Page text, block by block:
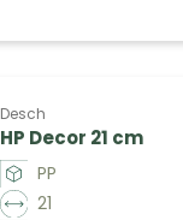
Desch
HP Decor 21 cm
PP
21